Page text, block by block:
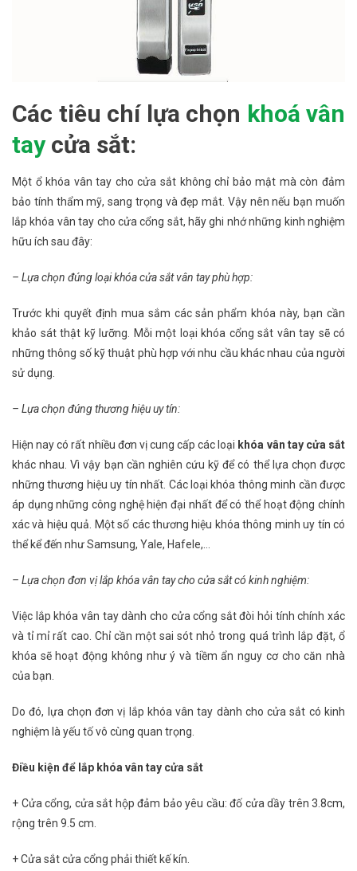
Các tiêu chí lựa chọn khoá vân
taycửa sắt:
Một ổ khóa vân tay cho cửa sắt không chỉ bảo mật mà còn đảm
bảo tính thẩm mỹ, sang trọng và đẹp mắt. Vậy nên nếu bạn muốn
lắp khóa vân tay cho cửa cổng sắt, hãy ghi nhớ những kinh nghiệm
hữu ích sau đây:
– Lựa chọn đúng loại khóa cửa sắt vân tay phù hợp:
Trước khi quyết định mua sắm các sản phẩm khóa này, bạn cần
khảo sát thật kỹ lưỡng. Mỗi một loại khóa cổng sắt vân tay sẽ có
những thông số kỹ thuật phù hợp với nhu cầu khác nhau của người
sử dụng.
– Lựa chọn đúng thương hiệu uy tín:
Hiện nay có rất nhiều đơn vị cung cấp các loại khóa vân tay cửa sắt
khác nhau. Vì vậy bạn cần nghiên cứu kỹ để có thể lựa chọn được
những thương hiệu uy tín nhất. Các loại khóa thông minh cần được
áp dụng những công nghệ hiện đại nhất để có thể hoạt động chính
xác và hiệu quả. Một số các thương hiệu khóa thông minh uy tín có
thể kể đến như Samsung, Yale, Hafele,…
– Lựa chọn đơn vị lắp khóa vân tay cho cửa sắt có kinh nghiệm:
Việc lắp khóa vân tay dành cho cửa cổng sắt đòi hỏi tính chính xác
và tỉ mỉ rất cao. Chỉ cần một sai sót nhỏ trong quá trình lắp đặt, ổ
khóa sẽ hoạt động không như ý và tiềm ẩn nguy cơ cho căn nhà
của bạn.
Do đó, lựa chọn đơn vị lắp khóa vân tay dành cho cửa sắt có kinh
nghiệm là yếu tố vô cùng quan trọng.
Điều kiện để lắp khóa vân tay cửa sắt
+ Cửa cổng, cửa sắt hộp đảm bảo yêu cầu: đố cửa dầy trên 3.8cm,
rộng trên 9.5 cm.
+ Cửa sắt cửa cổng phải thiết kế kín.